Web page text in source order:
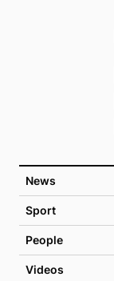
News
Sport
People
Videos